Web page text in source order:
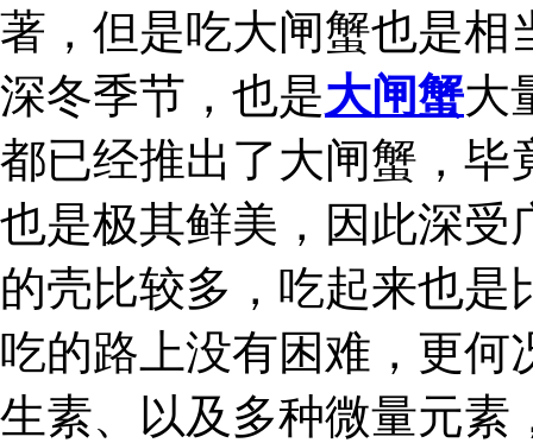
著，但是吃大闸蟹也是相
深冬季节，也是大闸蟹大
都已经推出了大闸蟹，毕
也是极其鲜美，因此深受
的壳比较多，吃起来也
吃的路上没有困难，更何
生素、以及多种微量元素